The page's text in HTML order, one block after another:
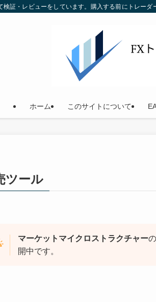
証・レビューをしています。購入する前にトレー
ホーム このサイトについて
ツール
マーケットマイクロストラクチャー
開中です。